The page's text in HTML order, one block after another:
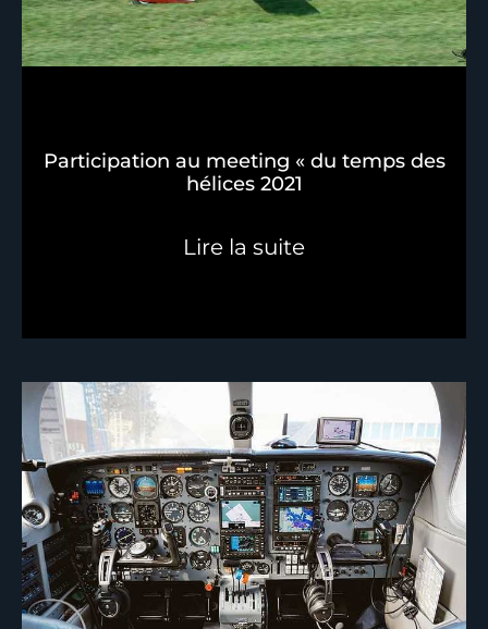
Participation au meeting « du temps des
hélices 2021
Lire la suite